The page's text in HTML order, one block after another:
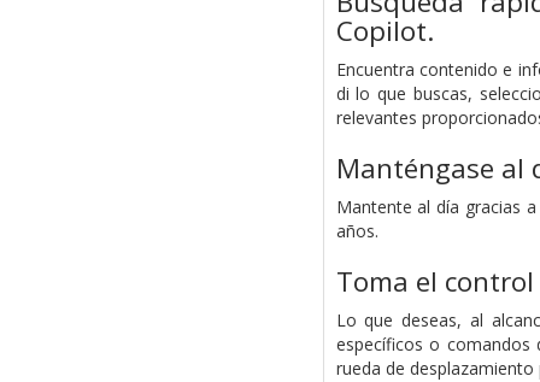
Copilot.
Encuentra contenido e
di lo que buscas,
relevantes
Manténgase al
Mantente al día gracias
años.
Toma el
Lo que deseas, al
específicos o
rueda de